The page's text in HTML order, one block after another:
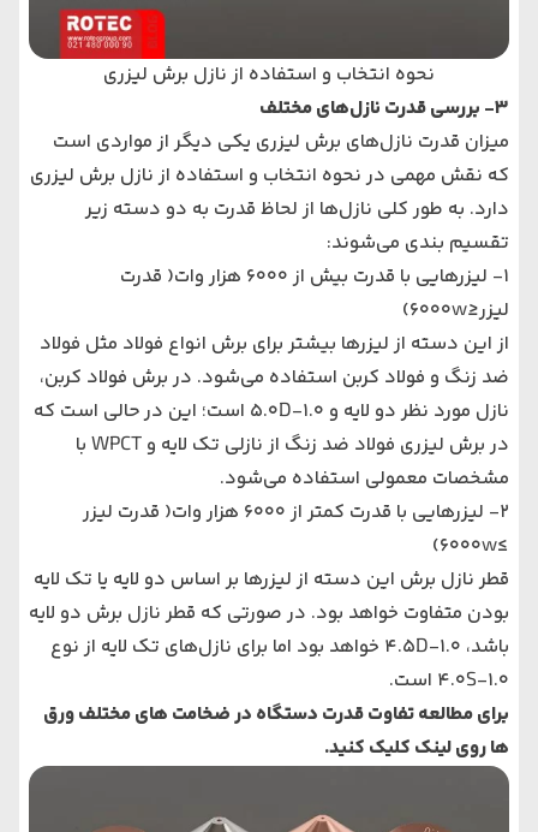
نحوه انتخاب و استفاده از نازل برش لیزری
3- بررسی قدرت نازل‌های مختلف
میزان قدرت نازل‌های برش لیزری یکی دیگر از مواردی است
که نقش مهمی در نحوه انتخاب و استفاده از نازل برش لیزری
دارد. به طور کلی نازل‌ها از لحاظ قدرت به دو دسته زیر
تقسیم بندی می‌شوند:
1- لیزرهایی با قدرت بیش از 6000 هزار وات( قدرت
لیزر≤6000w)
از این دسته از لیزرها بیشتر برای برش انواع فولاد مثل فولاد
ضد زنگ و فولاد کربن استفاده می‌شود. در برش فولاد کربن،
نازل مورد نظر دو لایه و 1.0-5.0D است؛ این در حالی است که
در برش لیزری فولاد ضد زنگ از نازلی تک لایه و WPCT با
مشخصات معمولی استفاده می‌شود.
2- لیزرهایی با قدرت کمتر از 6000 هزار وات( قدرت لیزر
≥6000w)
قطر نازل برش این دسته از لیزرها بر اساس دو لایه یا تک لایه
بودن متفاوت خواهد بود. در صورتی که قطر نازل برش دو لایه
باشد، 1.0-4.5D خواهد بود اما برای نازل‌های تک لایه از نوع
1.0-4.0S است.
برای مطالعه تفاوت قدرت دستگاه در ضخامت های مختلف ورق
ها روی لینک کلیک کنید.